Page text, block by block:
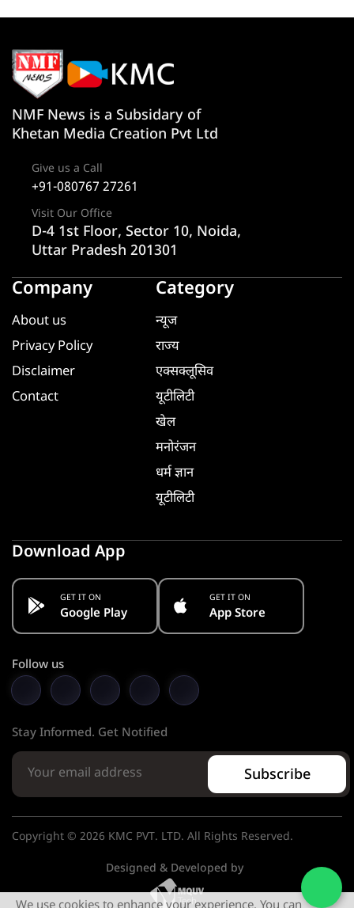
NMF News is a Subsidary of
Khetan Media Creation Pvt Ltd
Give us a Call
+91-080767 27261
Visit Our Office
D-4 1st Floor, Sector 10, Noida,
Uttar Pradesh 201301
Company
About us
Privacy Policy
Disclaimer
Contact
Category
न्यूज
राज्य
एक्सक्लूसिव
यूटीलिटी
खेल
मनोरंजन
धर्म ज्ञान
यूटीलिटी
Download App
GET IT ON
Google Play
GET IT ON
App Store
Follow us
Stay Informed. Get Notified
Subscribe
Copyright © 2026 KMC PVT. LTD. All Rights Reserved.
Designed & Developed by